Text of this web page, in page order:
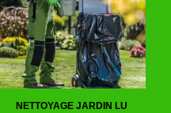
NETTOYAGE JARDIN LU